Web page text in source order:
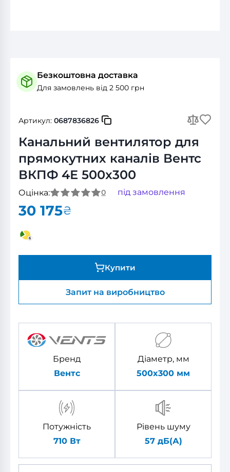
Безкоштовна доставка
Для замовлень від 2 500 грн
Артикул: 0687836826
Канальний вентилятор для
прямокутних каналів Вентс
ВКПФ 4Е 500x300
Оцінка: 0 під замовлення
30 175₴
Купити
Запит на виробництво
Бренд
Вентс
Діаметр, мм
500x300 мм
Потужність
710 Вт
Рівень шуму
57 дБ(А)